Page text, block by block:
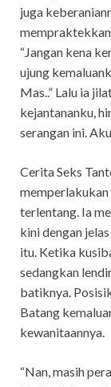
juga
“Jangan kena
ujung
Mas..” Lalu ia
kejantananku,
serangan ini.
Cerita Seks
terlentang. Ia
kini dengan
itu. Ketika
sedangkan
batiknya.
Batang
kewanitaannya.
“Nan, masih